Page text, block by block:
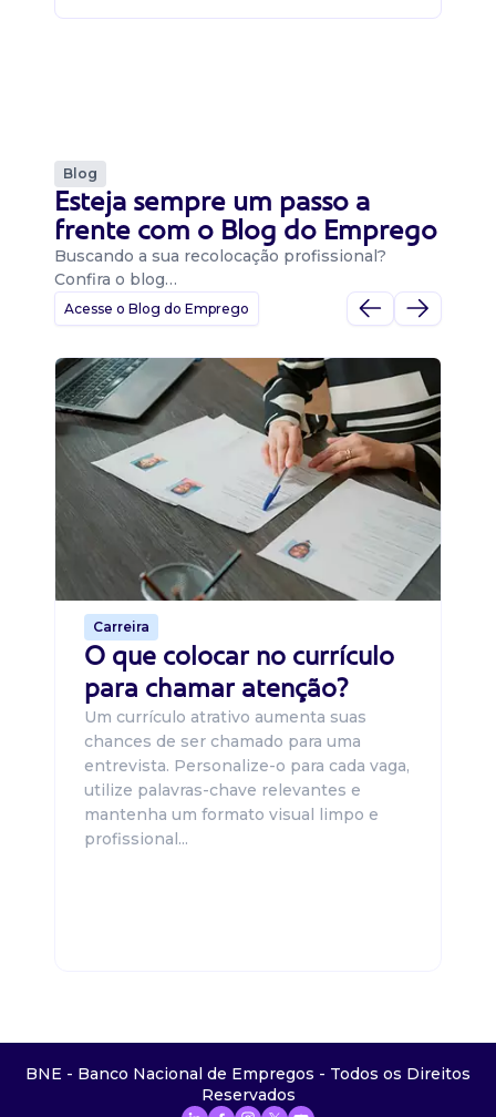
Blog
Esteja sempre um passo a
frente com o Blog do Emprego
Buscando a sua recolocação profissional?
Confira o blog…
Acesse o Blog do Emprego
Carreira
O que colocar no currículo
para chamar atenção?
Um currículo atrativo aumenta suas
chances de ser chamado para uma
entrevista. Personalize-o para cada vaga,
utilize palavras-chave relevantes e
mantenha um formato visual limpo e
profissional...
BNE - Banco Nacional de Empregos - Todos os Direitos
Reservados